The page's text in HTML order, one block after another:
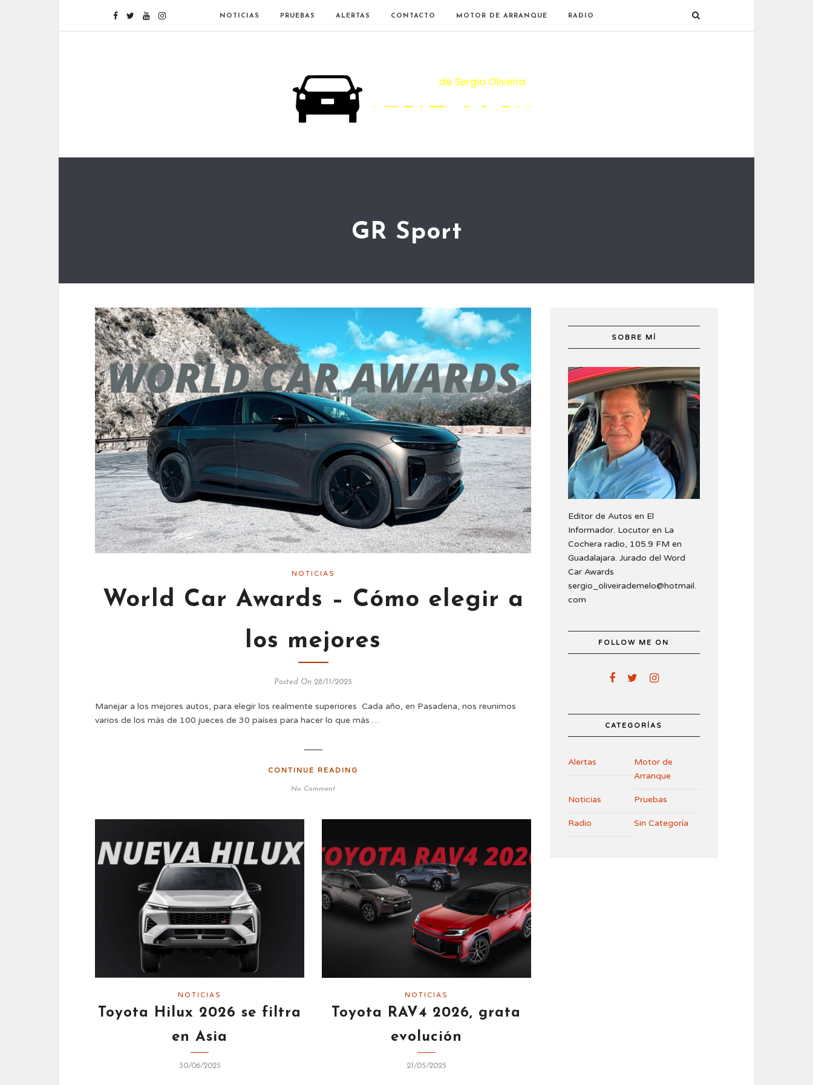
NOTICIAS PRUEBAS ALERTAS CONTACTO MOTOR DE ARRANQUE RADIO
GR Sport
NOTICIAS
World Car Awards – Cómo elegir a
los mejores
Posted On 28/11/2025
Manejar a los mejores autos, para elegir los realmente superiores Cada año, en Pasadena, nos reunimos
varios de los más de 100 jueces de 30 países para hacer lo que más …
CONTINUE READING
No Comment
NOTICIAS
Toyota Hilux 2026 se filtra
en Asia
30/06/2025
NOTICIAS
Toyota RAV4 2026, grata
evolución
21/05/2025
SOBRE MÍ
Editor de Autos en El
Informador. Locutor en La
Cochera radio, 105.9 FM en
Guadalajara. Jurado del Word
Car Awards
sergio_oliveirademelo@hotmail.
com
FOLLOW ME ON
CATEGORÍAS
Alertas
Motor de
Arranque
Noticias Pruebas
Radio Sin Categoría